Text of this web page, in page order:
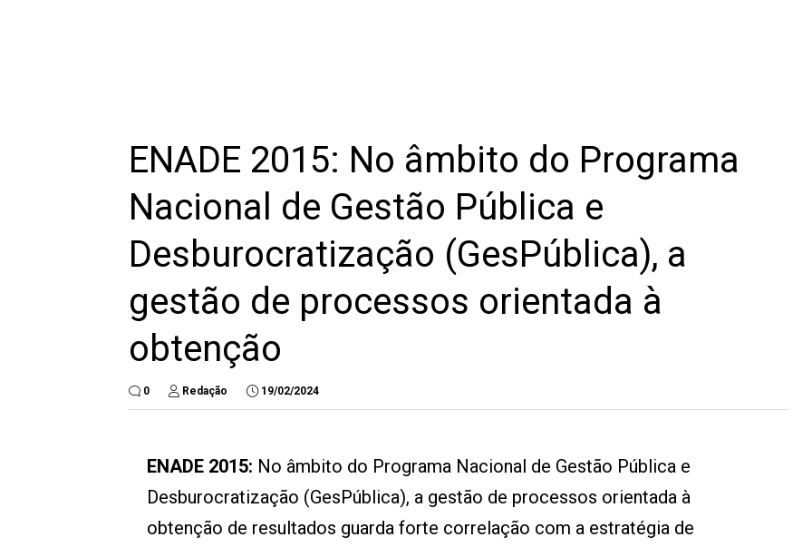
ENADE 2015: No âmbito do Programa
Nacional de Gestão Pública e
Desburocratização (GesPública), a
gestão de processos orientada à
obtenção
0 Redação 19/02/2024
ENADE 2015: No âmbito do Programa Nacional de Gestão Pública e
Desburocratização (GesPública), a gestão de processos orientada à
obtenção de resultados guarda forte correlação com a estratégia de